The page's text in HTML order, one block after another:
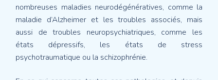
nombreuses maladies neurodégénératives, comme la
maladie d’Alzheimer et les troubles associés, mais
aussi de troubles neuropsychiatriques, comme les
états dépressifs, les états de stress
psychotraumatique ou la schizophrénie.